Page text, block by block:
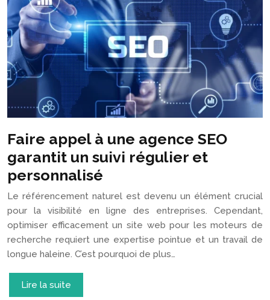
Faire appel à une agence SEO
garantit un suivi régulier et
personnalisé
Le référencement naturel est devenu un élément crucial
pour la visibilité en ligne des entreprises. Cependant,
optimiser efficacement un site web pour les moteurs de
recherche requiert une expertise pointue et un travail de
longue haleine. C’est pourquoi de plus…
Lire la suite